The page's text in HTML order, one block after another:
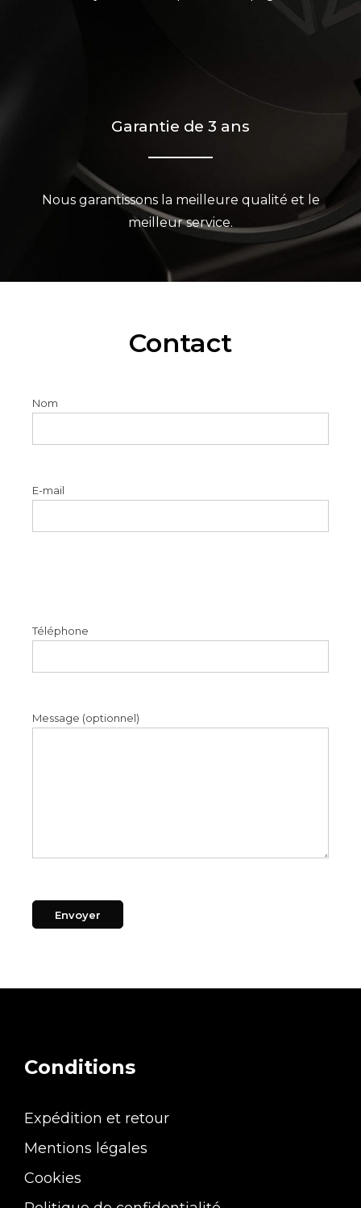
Garantie de 3 ans
Nous garantissons la meilleure qualité et le
meilleur service.
Contact
Nom
E-mail
field
Téléphone
Message (optionnel)
Conditions
Expédition et retour
Mentions légales
Cookies